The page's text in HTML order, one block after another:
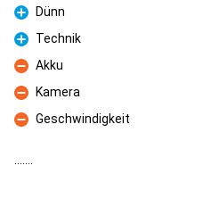
Pluspunt
Dünn
Pluspunt
Technik
Minpunt
Akku
Minpunt
Kamera
Minpunt
Geschwindigkeit